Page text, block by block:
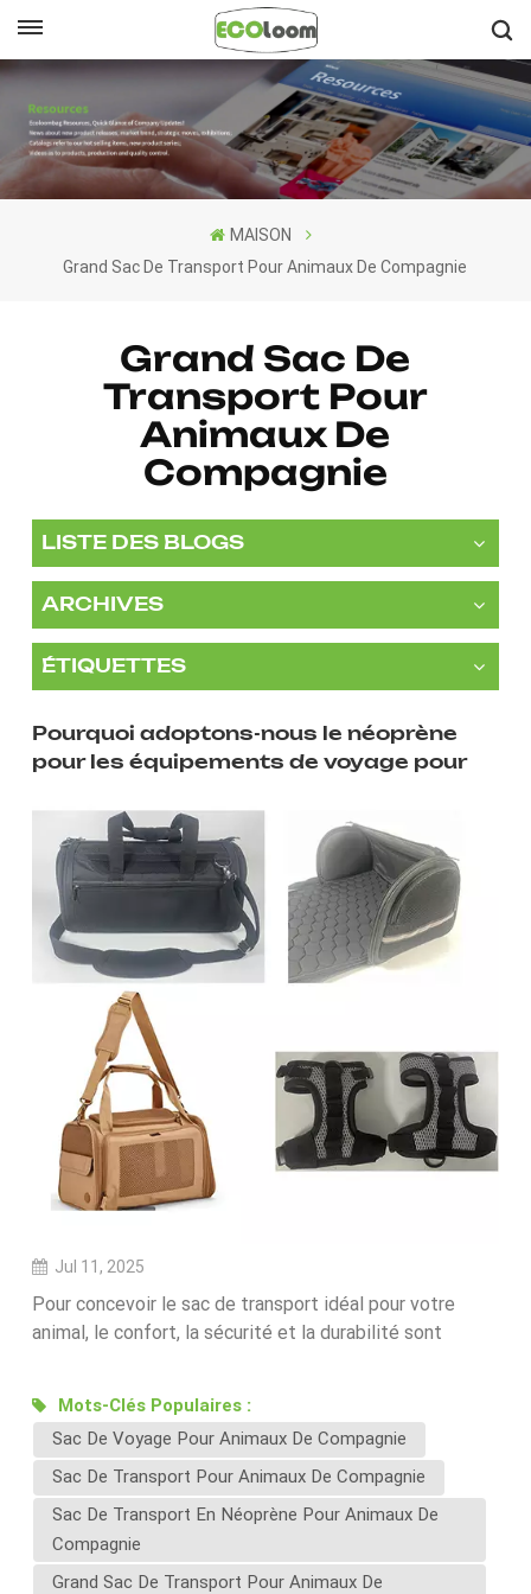
English
Français
MAISON
Grand Sac De Transport Pour Animaux De Compagnie
Grand Sac De
Transport Pour
Animaux De
Compagnie
LISTE DES BLOGS
ARCHIVES
ÉTIQUETTES
Pourquoi adoptons-nous le néoprène
pour les équipements de voyage pour
Jul 11, 2025
Pour concevoir le sac de transport idéal pour votre
animal, le confort, la sécurité et la durabilité sont
leur légèreté, leur résistance et leur prix abordable.
Mais chez Ecoloombag, nous repoussons sans cesse
les limites, et c'est là que le néoprène entre en
jeu.Pourquoi nous adoptons le néoprène pour
Équipement de voyage pour animaux de compagnieLe
néoprène, généralement associé aux combinaisons de
plongée et aux vêtements de sport, fait son chemin
Mots-Clés Populaires :
Sac De Voyage Pour Animaux De Compagnie
Sac De Transport Pour Animaux De Compagnie
Sac De Transport En Néoprène Pour Animaux De
Compagnie
Grand Sac De Transport Pour Animaux De